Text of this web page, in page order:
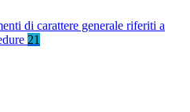
di carattere generale riferiti a
21